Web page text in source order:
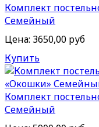
Комплект
Семейный
Цена: 3650,00 руб
Купить
Комплект
Семейный